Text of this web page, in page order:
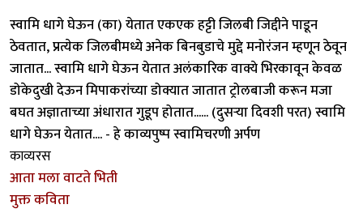
स्वामि धागे घेऊन (का) येतात एकएक हट्टी जिलबी जिद्दीने पाडून
ठेवतात, प्रत्येक जिलबीमध्ये अनेक बिनबुडाचे मुद्दे मनोरंजन म्हणून ठेवून
जातात... स्वामि धागे घेऊन येतात अलंकारिक वाक्ये भिरकावून केवळ
डोकेदुखी देऊन मिपाकरांच्या डोक्यात जातात ट्रोलबाजी करून मजा
बघत अज्ञाताच्या अंधारात गुडूप होतात...... (दुसऱ्या दिवशी परत) स्वामि
धागे घेऊन येतात.... - हे काव्यपुष्प स्वामिचरणी अर्पण
काव्यरस
आता मला वाटते भिती
मुक्त कविता